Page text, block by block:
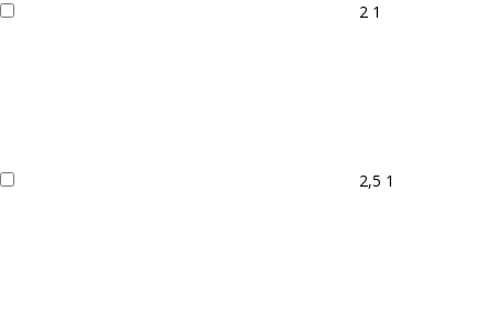
2 1
2,5 1